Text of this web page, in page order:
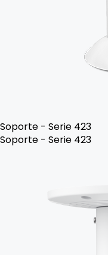
Soporte - Serie 423
Soporte - Serie 423